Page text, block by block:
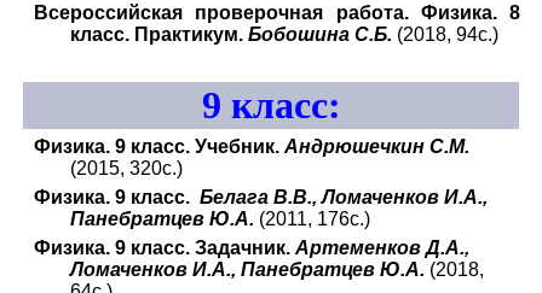
Всероссийская проверочная работа. Физика. 8
класс. Практикум. Бобошина С.Б. (2018, 94с.)
9 класс:
Физика. 9 класс. Учебник. Андрюшечкин С.М.
(2015, 320с.)
Физика. 9 класс. Белага В.В., Ломаченков И.А.,
Панебратцев Ю.А. (2011, 176с.)
Физика. 9 класс. Задачник. Артеменков Д.А.,
Ломаченков И.А., Панебратцев Ю.А. (2018,